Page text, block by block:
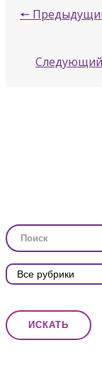
🠔